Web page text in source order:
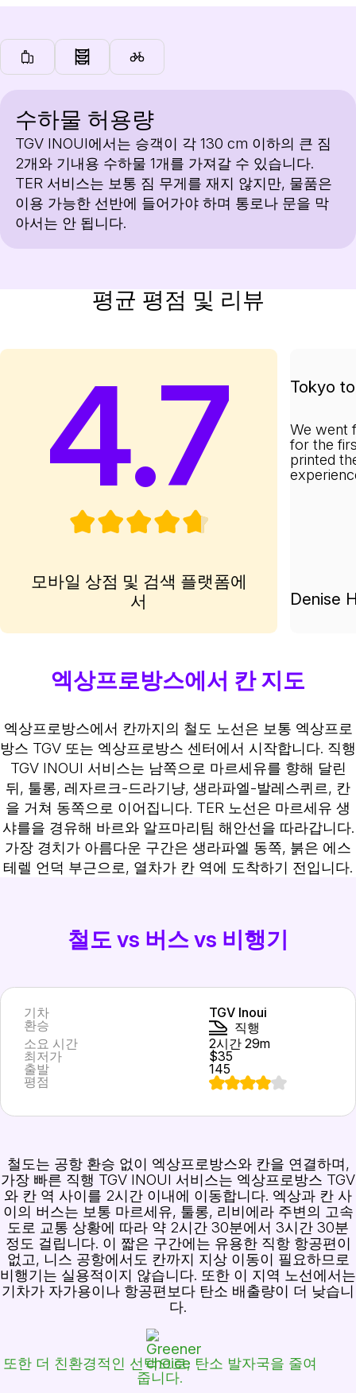
수하물 허용량
TGV INOUI에서는 승객이 각 130 cm 이하의 큰 짐
2개와 기내용 수하물 1개를 가져갈 수 있습니다.
TER 서비스는 보통 짐 무게를 재지 않지만, 물품은
이용 가능한 선반에 들어가야 하며 통로나 문을 막
아서는 안 됩니다.
평균 평점 및 리뷰
4.7
모바일 상점 및 검색 플랫폼에
서
Tokyo
We went
for the
printed
Denise
엑상프로방스에서 칸 지도
엑상프로방스에서 칸까지의 철도 노선은 보통 엑상프로
방스 TGV 또는 엑상프로방스 센터에서 시작합니다. 직행
TGV INOUI 서비스는 남쪽으로 마르세유를 향해 달린
뒤, 툴롱, 레자르크-드라기냥, 생라파엘-발레스퀴르, 칸
을 거쳐 동쪽으로 이어집니다. TER 노선은 마르세유 생
샤를을 경유해 바르와 알프마리팀 해안선을 따라갑니다.
가장 경치가 아름다운 구간은 생라파엘 동쪽, 붉은 에스
테렐 언덕 부근으로, 열차가 칸 역에 도착하기 전입니다.
철도 vs 버스 vs 비행기
기차
TGV Inoui
환승
직행
소요 시간
2시간 29m
최저가
$35
출발
145
평점
철도는 공항 환승 없이 엑상프로방스와 칸을 연결하며,
가장 빠른 직행 TGV INOUI 서비스는 엑상프로방스 TGV
와 칸 역 사이를 2시간 이내에 이동합니다. 엑상과 칸 사
이의 버스는 보통 마르세유, 툴롱, 리비에라 주변의 고속
도로 교통 상황에 따라 약 2시간 30분에서 3시간 30분
정도 걸립니다. 이 짧은 구간에는 유용한 직항 항공편이
없고, 니스 공항에서도 칸까지 지상 이동이 필요하므로
비행기는 실용적이지 않습니다. 또한 이 지역 노선에서는
기차가 자가용이나 항공편보다 탄소 배출량이 더 낮습니
다.
또한 더 친환경적인 선택으로, 탄소 발자국을 줄여
줍니다.